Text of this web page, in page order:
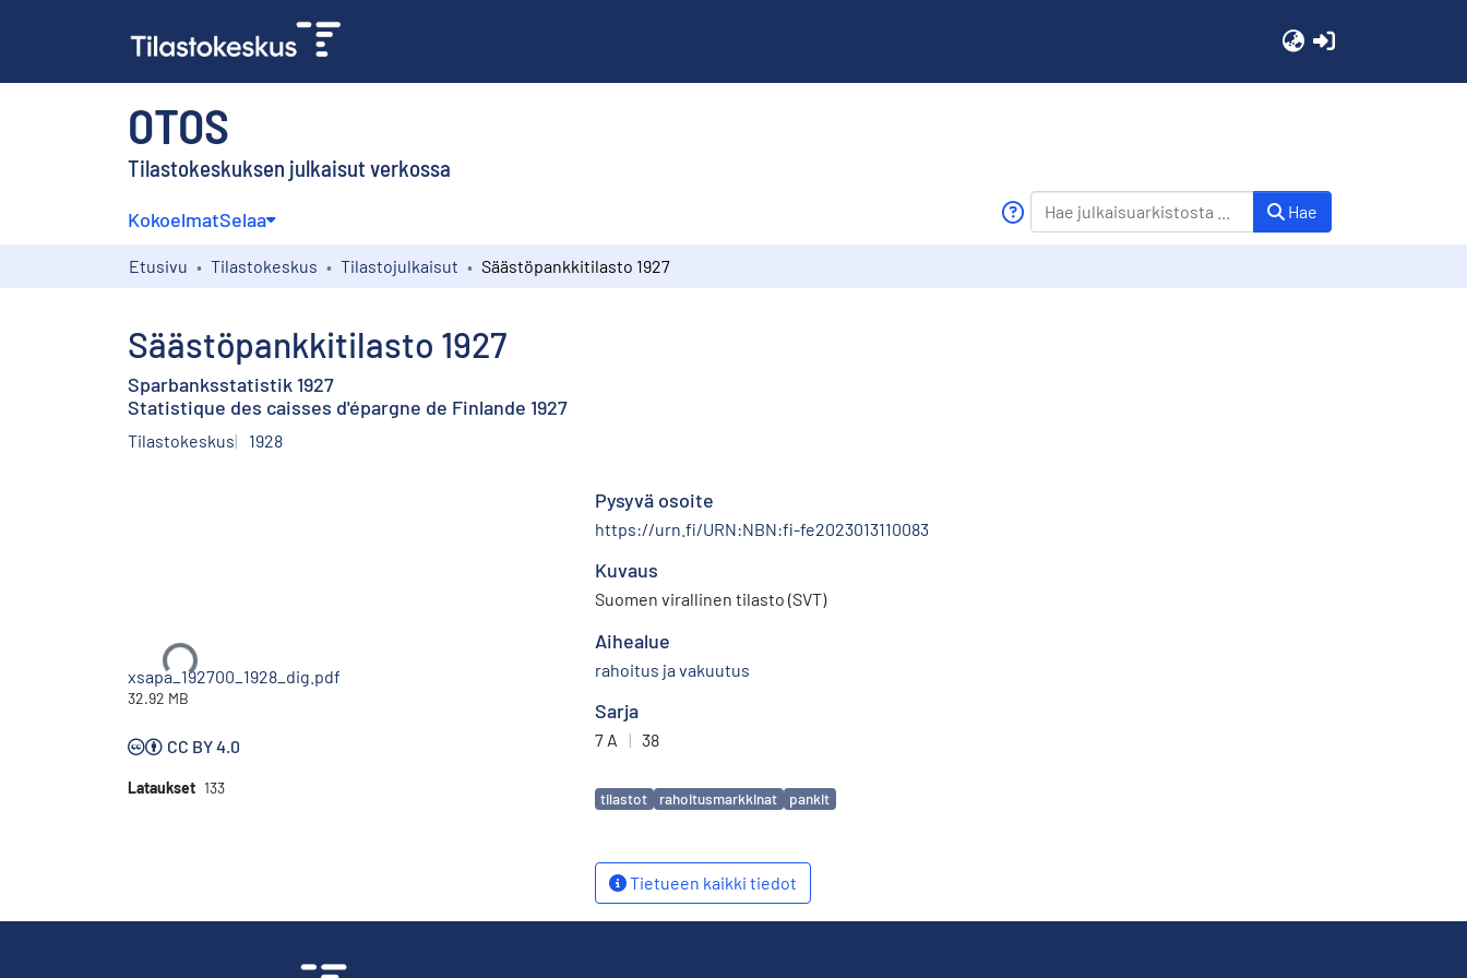
OTOS
Tilastokeskuksen julkaisut verkossa
KokoelmatSelaa Hae
Etusivu Tilastokeskus Tilastojulkaisut Säästöpankkitilasto 1927
Säästöpankkitilasto 1927
Sparbanksstatistik 1927
Statistique des caisses d'épargne de Finlande 1927
Tilastokeskus 1928
Ladataan...
xsapa_192700_1928_dig.pdf
32.92 MB
CC BY 4.0
Lataukset 133
Pysyvä osoite
https://urn.fi/URN:NBN:fi-fe2023013110083
Kuvaus
Suomen virallinen tilasto (SVT)
Aihealue
rahoitus ja vakuutus
Sarja
7 A | 38
Avainsanat
tilastot rahoitusmarkkinat pankit
Tietueen kaikki tiedot